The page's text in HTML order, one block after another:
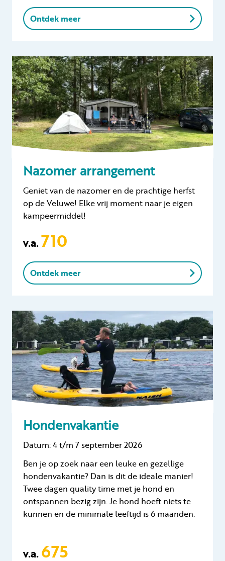
Ontdek meer
Nazomer arrangement
Geniet van de nazomer en de prachtige herfst
op de Veluwe! Elke vrij moment naar je eigen
kampeermiddel!
v.a.710
Ontdek meer
Hondenvakantie
Datum: 4 t/m 7 september 2026
Ben je op zoek naar een leuke en gezellige
hondenvakantie? Dan is dit de ideale manier!
Twee dagen quality time met je hond en
ontspannen bezig zijn. Je hond hoeft niets te
kunnen en de minimale leeftijd is 6 maanden.
v.a.675